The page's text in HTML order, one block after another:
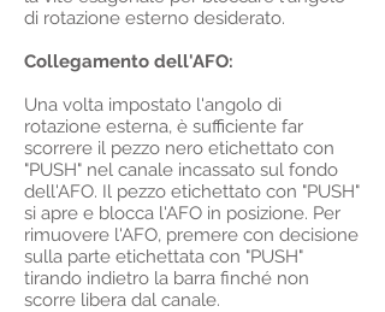
di rotazione esterno desiderato.
Collegamento dell'AFO:
Una volta impostato l'angolo di
rotazione esterna, è sufficiente far
scorrere il pezzo nero etichettato con
"PUSH" nel canale incassato sul fondo
dell'AFO. Il pezzo etichettato con "PUSH"
si apre e blocca l'AFO in posizione. Per
rimuovere l'AFO, premere con decisione
sulla parte etichettata con "PUSH"
tirando indietro la barra finché non
scorre libera dal canale.